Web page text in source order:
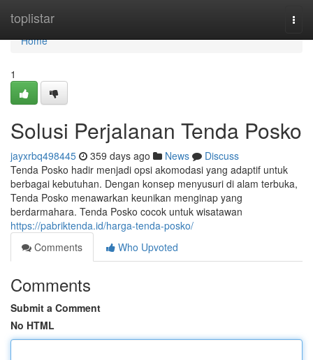
toplistar
Home
Home
1
Solusi Perjalanan Tenda Posko
jayxrbq498445 359 days ago News
Discuss
Tenda Posko hadir menjadi opsi akomodasi yang adaptif untuk
berbagai kebutuhan. Dengan konsep menyusuri di alam terbuka,
Tenda Posko menawarkan keunikan menginap yang
berdarmahara. Tenda Posko cocok untuk wisatawan
https://pabriktenda.id/harga-tenda-posko/
Comments
Who Upvoted
Comments
Submit a Comment
No HTML